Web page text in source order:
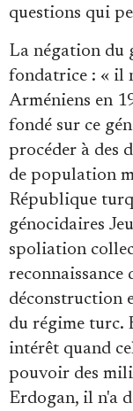
questions qui
La négation du
fondatrice : « il
Arméniens en
fondé sur ce
procéder à des
de population
République
génocidaires
spoliation
déconstruction
du régime turc.
intérêt quand
pouvoir des
Erdogan, il n'a